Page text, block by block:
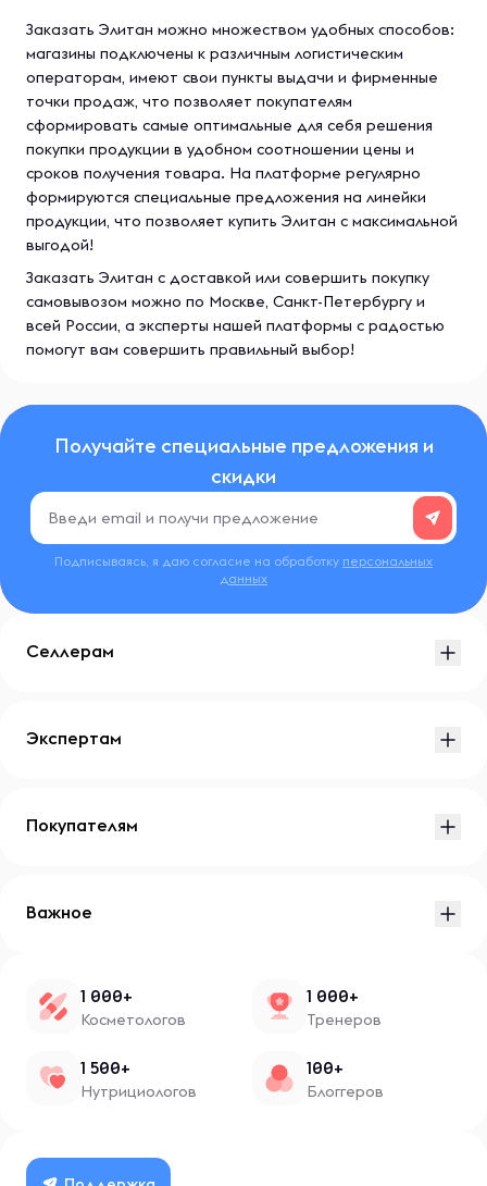
Заказать Элитан можно множеством удобных способов:
магазины подключены к различным логистическим
операторам, имеют свои пункты выдачи и фирменные
точки продаж, что позволяет покупателям
сформировать самые оптимальные для себя решения
покупки продукции в удобном соотношении цены и
сроков получения товара. На платформе регулярно
формируются специальные предложения на линейки
продукции, что позволяет купить Элитан с максимальной
выгодой!
Заказать Элитан с доставкой или совершить покупку
самовывозом можно по Москве, Санкт-Петербургу и
всей России, а эксперты нашей платформы с радостью
помогут вам совершить правильный выбор!
Получайте специальные предложения и
скидки
Подписываясь, я даю согласие на обработку персональных
данных
Селлерам
Экспертам
Покупателям
Важное
1 000+
Косметологов
1 000+
Тренеров
1 500+
Нутрициологов
100+
Блоггеров